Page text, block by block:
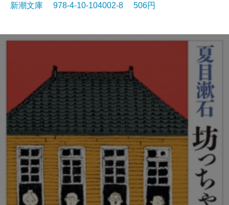
新潮文庫 978-4-10-104002-8 506円